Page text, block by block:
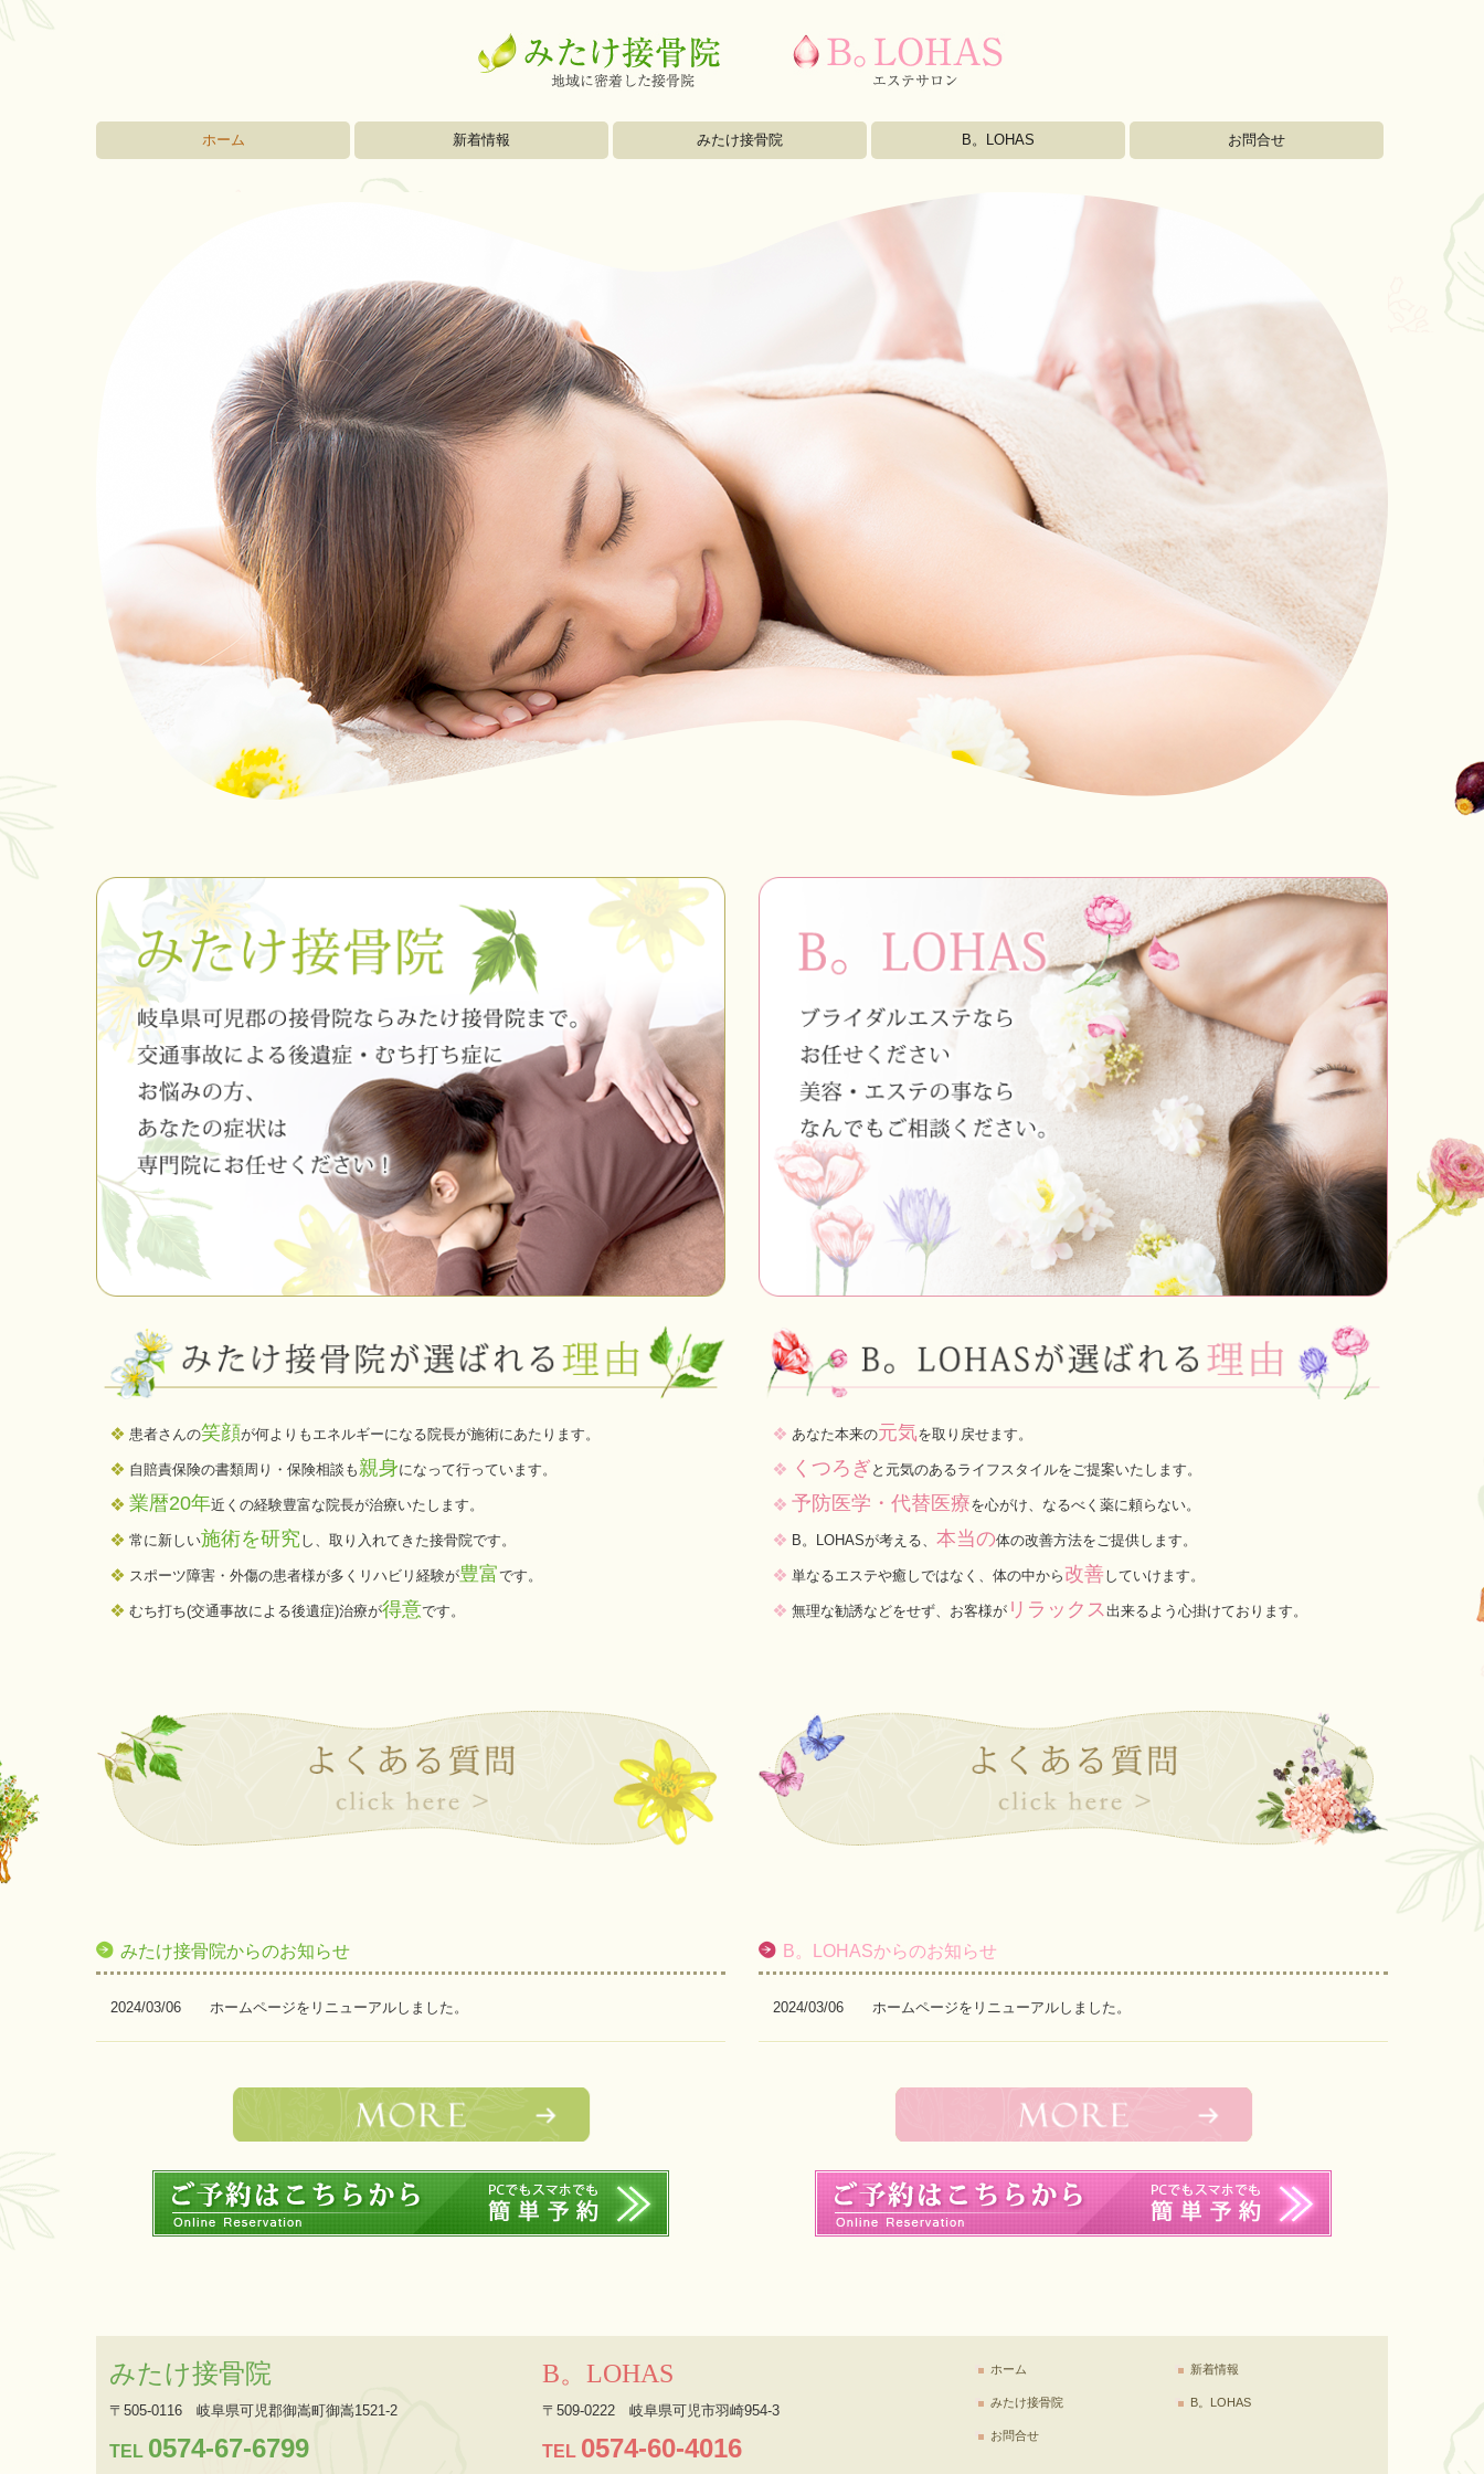
ホーム 新着情報 みたけ接骨院 B。LOHAS お問合せ
❖ 患者さんの笑顔が何よりもエネルギーになる院長が施術にあたります。
❖ 自賠責保険の書類周り・保険相談も 親身になって行っています。
❖ 業暦20年近くの経験豊富な院長が治療いたします。
❖ 常に新しい施術を研究 し、取り入れてきた接骨院です。
❖ スポーツ障害・外傷の患者様が多くリハビリ経験が豊富です。
❖ むち打ち(交通事故による後遺症)治療が得意です。
みたけ接骨院からのお知らせ
2024/03/06 ホームページをリニューアルしました。
❖ あなた本来の元気を取り戻せます。
❖ くつろぎ と元気のあるライフスタイルをご提案いたします。
❖ 予防医学・代替医療を心がけ、なるべく薬に頼らない。
❖ B。LOHASが考える、 本当の体の改善方法をご提供します。
❖ 単なるエステや癒しではなく、体の中から 改善していけます。
❖ 無理な勧誘などをせず、お客様が リラックス 出来るよう心掛けております。
B。LOHASからのお知らせ
2024/03/06 ホームページをリニューアルしました。
みたけ接骨院
〒505-0116 岐阜県可児郡御嵩町御嵩1521-2
TEL 0574-67-6799
B。LOHAS
〒509-0222 岐阜県可児市羽崎954-3
TEL 0574-60-4016
ホーム 新着情報
みたけ接骨院 B。LOHAS
お問合せ